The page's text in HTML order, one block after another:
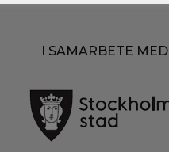
I SAMARBETE MED